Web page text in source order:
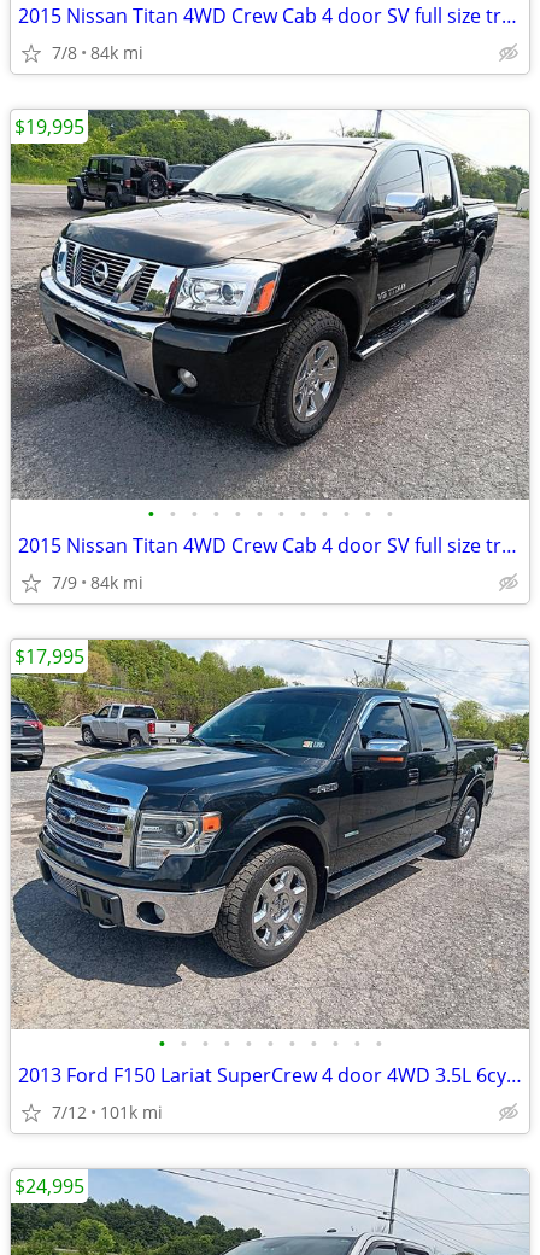
2015 Nissan Titan 4WD Crew Cab 4 door SV full size truck leather sunro
7/8 84k mi
• • • • • • • • • • • •
2015 Nissan Titan 4WD Crew Cab 4 door SV full size truck leather sunro
7/9 84k mi
$19,995
• • • • • • • • • • •
2013 Ford F150 Lariat SuperCrew 4 door 4WD 3.5L 6cyl leather sunroof 4
7/12 101k mi
$17,995
$24,995